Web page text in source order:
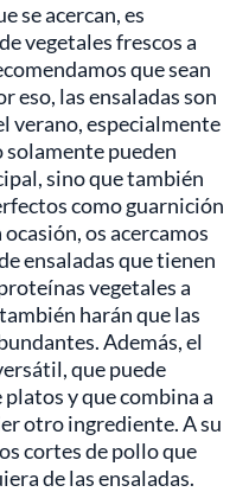
se acercan, es
vegetales frescos a
que sean
eso, las ensaladas son
verano, especialmente
solamente pueden
sino que también
como guarnición
os acercamos
ensaladas que tienen
vegetales a
harán que las
Además, el
que puede
y que combina a
otro ingrediente. A su
cortes de pollo que
de las ensaladas.